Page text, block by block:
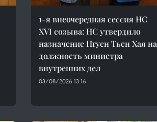
1-я внеочередная сессия НС
XVI созыва: НС утвердило
назначение Нгуен Тьен Хая на
должность министра
внутренних дел
03/08/2026 13:16